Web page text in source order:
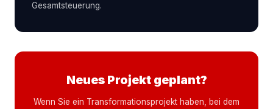
Gesamtsteuerung.
Neues Projekt geplant?
Wenn Sie ein Transformationsprojekt haben, bei dem